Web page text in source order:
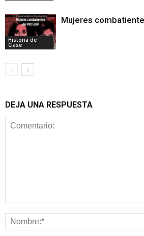
Historia de
Clase
Mujeres
DEJA UNA RESPUESTA